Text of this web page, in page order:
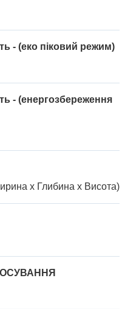
- (еко піковий режим)
- (енергозбереження
x Глибина x Висота)